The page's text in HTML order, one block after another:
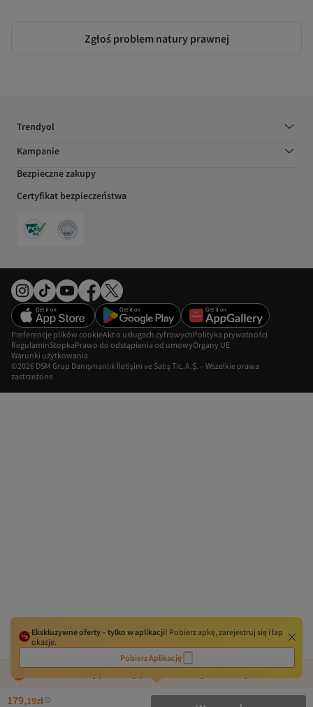
Zgłoś problem natury prawnej
Ekskluzywne oferty – tylko w aplikacji! Pobierz apkę, zarejestruj się i łap
okazje.
Pobierz Aplikację
179,19zł
Trendyol
Kampanie
Bezpieczne zakupy
Certyfikat bezpieczeństwa
©2026 DSM Grup Danışmanlık İletişim ve Satış Tic. A.Ş. – Wszelkie prawa
zastrzeżone.
Preferencje plików cookieAkt o usługach cyfrowychPolityka prywatności
RegulaminStopkaPrawo do odstąpienia od umowyOrgany UE
Warunki użytkowania